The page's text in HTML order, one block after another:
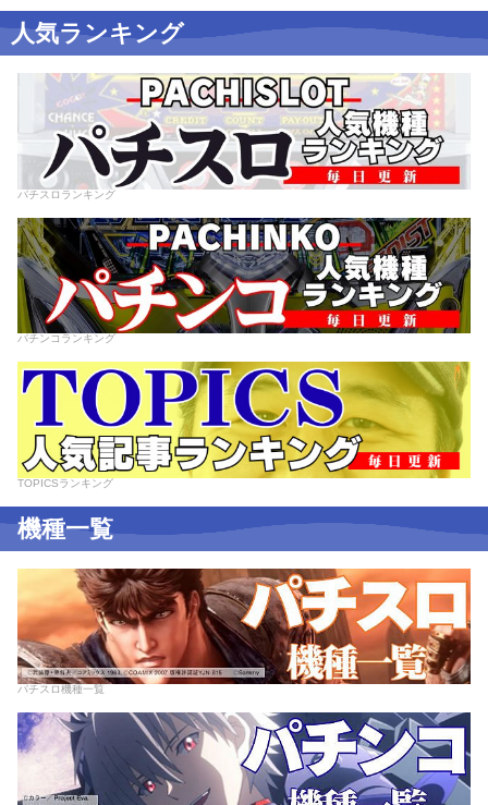
人気ランキング
パチスロランキング
パチンコランキング
TOPICSランキング
機種一覧
パチスロ機種一覧